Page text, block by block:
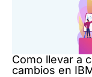
Como llevar a
cambios en